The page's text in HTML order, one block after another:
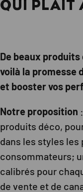
QUI PLAIT
De beaux
voilà la promesse
et booster vos
Notre proposition
produits déco,
dans les styles les
consommateurs;
calibrés pour
de vente et de